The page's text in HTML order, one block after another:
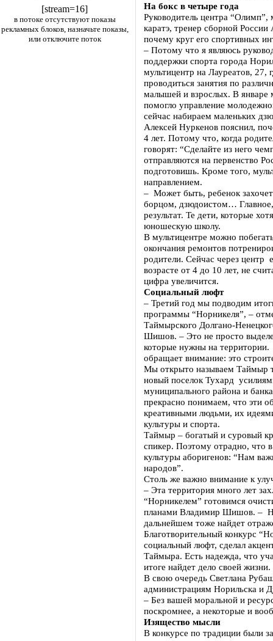
[stream=16]
в потоке отсутствуют показы
рекламных блоков, назначьте показы,
или отключите поток
На бокс в четыре года
Руководитель центра “Олимп”,
каратэ, тренер сборной
почему круг его спортивных
– Потому что я являюсь
поддержки спорта города
мультицентр на Лауреатов, 27,
проводиться занятия по
малышей и взрослых. В январе
помогло управление
сейчас набираем маленьких
Алексей Нуркенов пояснил,
4 лет. Потому что, когда
говорят: “Сделайте из него
отправляются на первенство
подготовишь. Кроме того,
направлением.
– Может быть, ребенок
борцом, дзюдоистом…
результат. Те дети, которые
юношескую школу.
В мультицентре можно
окончания ремонтов
родители. Сейчас через
возрасте от 4 до 10 лет, не
цифра увеличится.
Социальный люфт
– Третий год мы подводим
программы “Норникеля”, –
Таймырского Долгано-
Шишов. – Это не просто
которые нужны на
обращает внимание: это
Мы открыто называем Таймыр
новый поселок Тухард
муниципального района и
прекрасно понимаем, что эти
креативными людьми, их
культуры и спорта.
Таймыр – богатый и суровый
спикер. Поэтому отрадно, что
культуры аборигенов: “Нам
народов”.
Столь же важно внимание к
– Эта территория много лет
“Норникелем” готовимся
планами Владимир Шишов. –
дальнейшем тоже найдет
Благотворительный конкурс
социальный люфт, сделал
Таймыра. Есть надежда, что
итоге найдет дело своей жизни.
В свою очередь Светлана
администрациям Норильска и
– Без вашей моральной и
поскромнее, а некоторые и
Изящество мысли
В конкурсе по традиции были